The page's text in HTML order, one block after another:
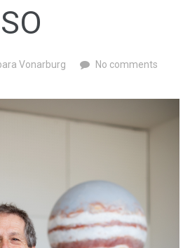
Vonarburg No comments